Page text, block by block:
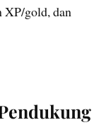
XP/gold, dan